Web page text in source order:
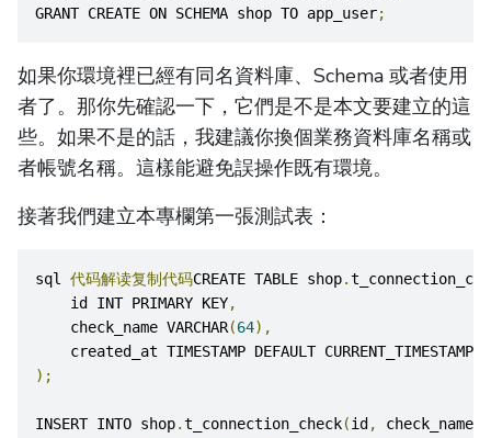
GRANT CREATE ON SCHEMA shop TO app_user;
如果你環境裡已經有同名資料庫、Schema 或者使用
者了。那你先確認一下，它們是不是本文要建立的這
些。如果不是的話，我建議你換個業務資料庫名稱或
者帳號名稱。這樣能避免誤操作既有環境。
接著我們建立本專欄第一張測試表：
sql 代码解读复制代码CREATE TABLE shop.
    id INT PRIMARY KEY
,
    check_name VARCHAR
(64),
    created_at TIMESTAMP DEFAULT CURRENT_TIMESTAMP
);
INSERT INTO shop.t_connection_check(id , check_name